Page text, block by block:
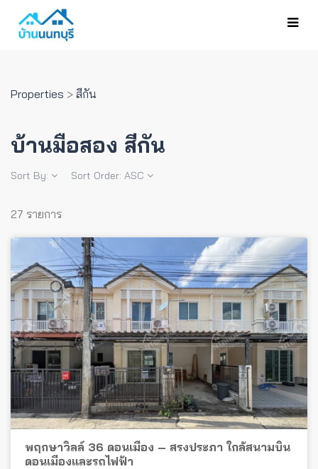
Properties > สีกัน
บ้านมือสอง สีกัน
Sort By: Sort Order: ASC
27 รายการ
พฤกษาวิลล์ 36 ดอนเมือง – สรงประภา ใกล้สนามบิน
ดอนเมืองและรถไฟฟ้า